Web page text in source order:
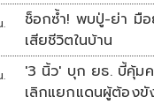
ช็อกซ้ำ! พบปู่-ย่า มือ
เสียชีวิตในบ้าน
'3 นิ้ว' บุก ยธ. บี้คุ้ม
เลิกแยกแดนผู้ต้องขั